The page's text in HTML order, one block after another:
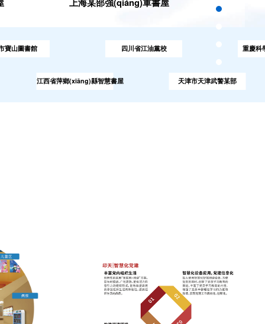
上海某部強(qiáng)軍書屋
四川省江油黨校 重慶科學(xué)院圖
江西省萍鄉(xiāng)縣智慧書屋 天津市天津武警某部